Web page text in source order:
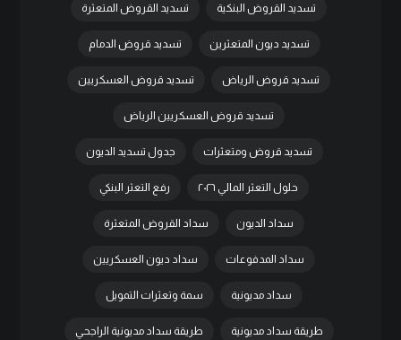
تسديد القروض البنكية تسديد القروض المتعثرة
تسديد ديون المتعثرين تسديد قروض الدمام
تسديد قروض الرياض تسديد قروض العسكريين
تسديد قروض العسكريين الرياض
تسديد قروض ومتعثرات جدول تسديد الديون
حلول التعثر المالي ٢٠٢٦ رفع التعثر البنكي
سداد الديون سداد القروض المتعثرة
سداد المدفوعات سداد ديون العسكريين
سداد مديونية سمة وتعثرات التمويل
طريقة سداد مديونية طريقة سداد مديونية الراجحي